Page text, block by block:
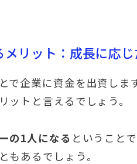
リット：成長に応
企業に資金を出資します
ットと言えるでしょう。
の1人になる ということ
もあるでしょう。